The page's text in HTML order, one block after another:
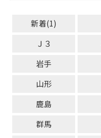
新着(1)
Ｊ３
岩手
山形
鹿島
群馬